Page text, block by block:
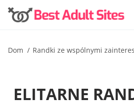
Dom Randki ze wspólnymi
ELITARNE